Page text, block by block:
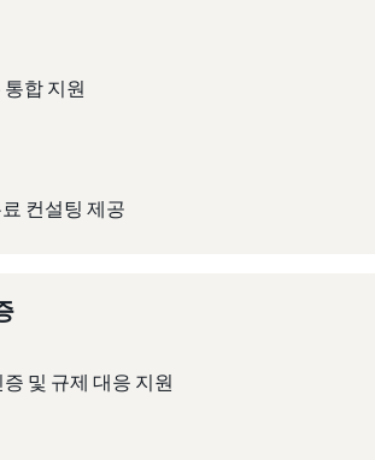
합 지원
컨설팅 제공
및 규제 대응 지원